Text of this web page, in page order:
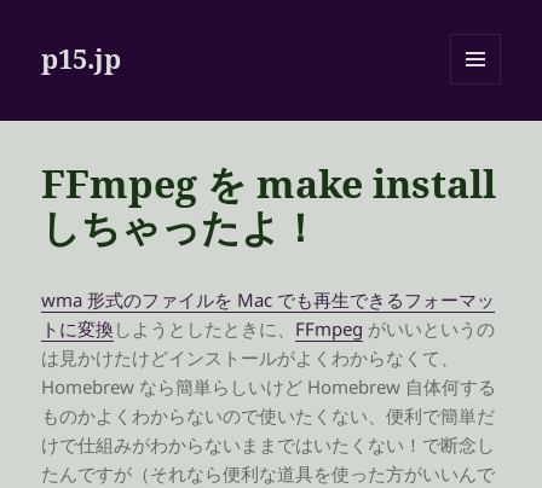
p15.jp
ーとウ
FFmpeg を make install
しちゃったよ！
wma 形式のファイルを Mac でも再生できるフォーマッ
トに変換 しようとしたときに、 FFmpeg がいいというの
は見かけたけどインストールがよくわからなくて、
Homebrew なら簡単らしいけど Homebrew 自体何する
ものかよくわからないので使いたくない、便利で簡単だ
けで仕組みがわからないままではいたくない！で断念し
たんですが（それなら便利な道具を使った方がいいんで